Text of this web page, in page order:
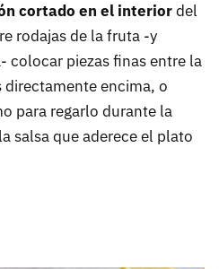
cortado en el interiordel
rodajas de la fruta -y
colocar piezas finas entre la
encima, o
para regarlo durante la
salsa que aderece el plato